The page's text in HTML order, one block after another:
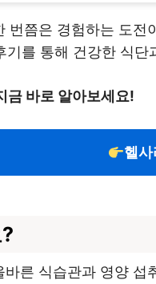
번쯤은 경험하는 도
를 통해 건강한 식
금 바로 알아보세요!
헬
른 식습관과 영양